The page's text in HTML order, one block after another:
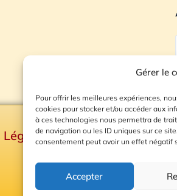
Gérer le
Pour offrir les meilleures expériences,
cookies pour stocker et/ou accéder aux
à ces technologies nous permettra de
de navigation ou les ID uniques sur ce
consentement peut avoir un effet négatif
Accepter
Plan du site